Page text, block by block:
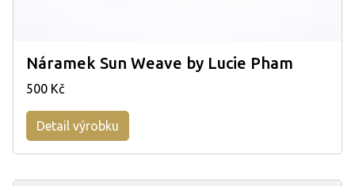
Náramek Sun Weave by Lucie Pham
500 Kč
Detail výrobku